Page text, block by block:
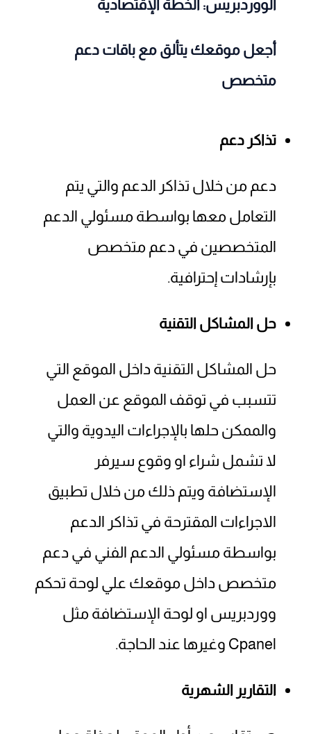
الووردبريس: الخطة الإقتصادية
أجعل موقعك يتألق مع باقات دعم
متخصص
تذاكر دعم
دعم من خلال تذاكر الدعم والتي يتم
التعامل معها بواسطة مسئولي الدعم
المتخصصين في دعم متخصص
بإرشادات إحترافية.
حل المشاكل التقنية
حل المشاكل التقنية داخل الموقع التي
تتسبب في توقف الموقع عن العمل
والممكن حلها بالإجراءات اليدوية والتي
لا تشمل شراء او وقوع سيرفر
الإستضافة ويتم ذلك من خلال تطبيق
الاجراءات المقترحة في تذاكر الدعم
بواسطة مسئولي الدعم الفني في دعم
متخصص داخل موقعك علي لوحة تحكم
ووردبريس او لوحة الإستضافة مثل
Cpanel وغيرها عند الحاجة.
التقارير الشهرية